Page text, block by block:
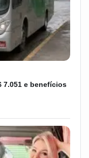
7.051 e benefícios